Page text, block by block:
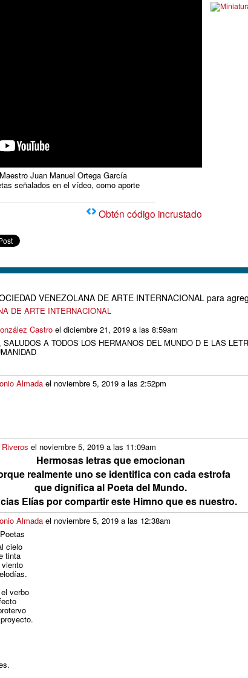
Juan Manuel Ortega García
señalados en el vídeo, como aporte
Obtén código incrustado
VENEZOLANA DE ARTE INTERNACIONAL para
DE ARTE INTERNACIONAL
Castro el diciembre 21, 2019 a las 8:59am
A TODOS LOS HERMANOS DEL MUNDO D E LAS
Almada el noviembre 5, 2019 a las 2:52pm
el noviembre 5, 2019 a las 11:09am
Hermosas letras que emocionan
realmente uno se identifica con cada estrofa
que dignifica al Poeta del Mundo.
Elías por compartir este Himno que es nuestro.
Almada el noviembre 5, 2019 a las 12:38am
cielo
tinta
verbo